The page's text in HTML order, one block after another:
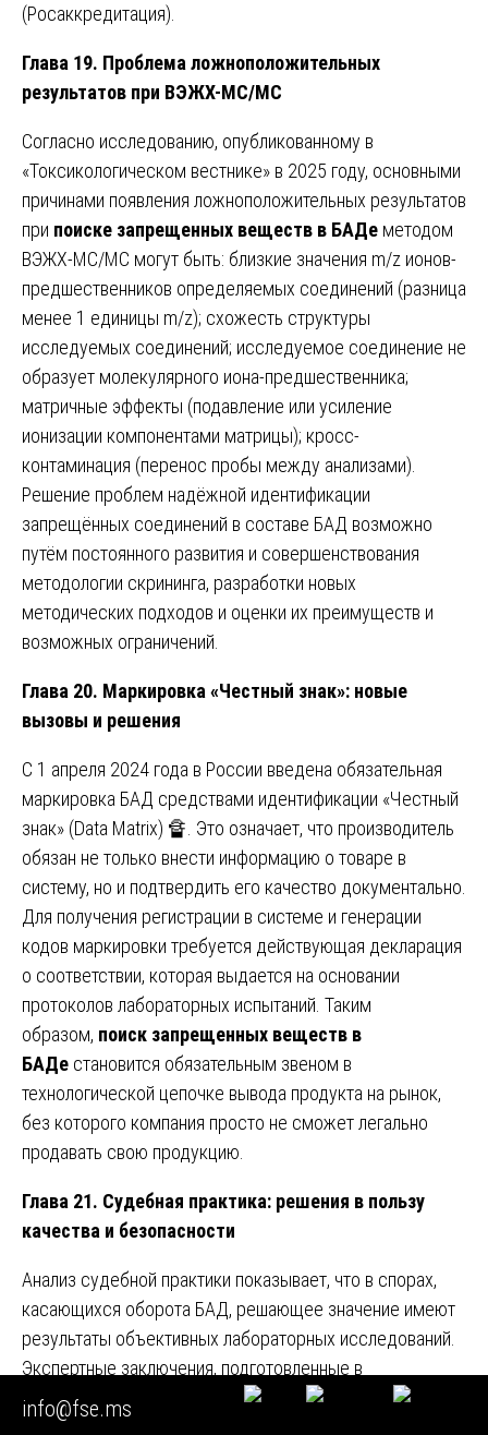
(Росаккредитация).
Глава 19. Проблема ложноположительных
результатов при ВЭЖХ-МС/МС
Согласно исследованию, опубликованному в
«Токсикологическом вестнике» в 2025 году, основными
причинами появления ложноположительных результатов
при поиске запрещенных веществ в БАДе методом
ВЭЖХ-МС/МС могут быть: близкие значения m/z ионов-
предшественников определяемых соединений (разница
менее 1 единицы m/z); схожесть структуры
исследуемых соединений; исследуемое соединение не
образует молекулярного иона-предшественника;
матричные эффекты (подавление или усиление
ионизации компонентами матрицы); кросс-
контаминация (перенос пробы между анализами).
Решение проблем надёжной идентификации
запрещённых соединений в составе БАД возможно
путём постоянного развития и совершенствования
методологии скрининга, разработки новых
методических подходов и оценки их преимуществ и
возможных ограничений.
Глава 20. Маркировка «Честный знак»: новые
вызовы и решения
С 1 апреля 2024 года в России введена обязательная
маркировка БАД средствами идентификации «Честный
знак» (Data Matrix) 🔏. Это означает, что производитель
обязан не только внести информацию о товаре в
систему, но и подтвердить его качество документально.
Для получения регистрации в системе и генерации
кодов маркировки требуется действующая декларация
о соответствии, которая выдается на основании
протоколов лабораторных испытаний. Таким
образом, поиск запрещенных веществ в
БАДе становится обязательным звеном в
технологической цепочке вывода продукта на рынок,
без которого компания просто не сможет легально
продавать свою продукцию.
Глава 21. Судебная практика: решения в пользу
качества и безопасности
Анализ судебной практики показывает, что в спорах,
касающихся оборота БАД, решающее значение имеют
результаты объективных лабораторных исследований.
Экспертные заключения, подготовленные в
соответствии с требованиями процессуального
законодательства, становятся ключевым
info@fse.ms